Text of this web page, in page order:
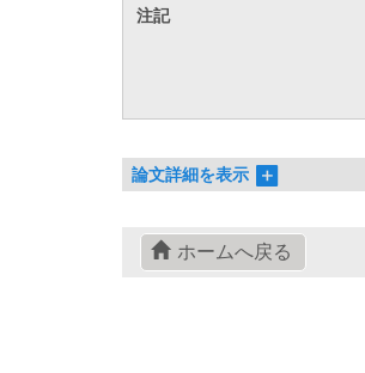
注記
論文詳細を表示
ホームへ戻る